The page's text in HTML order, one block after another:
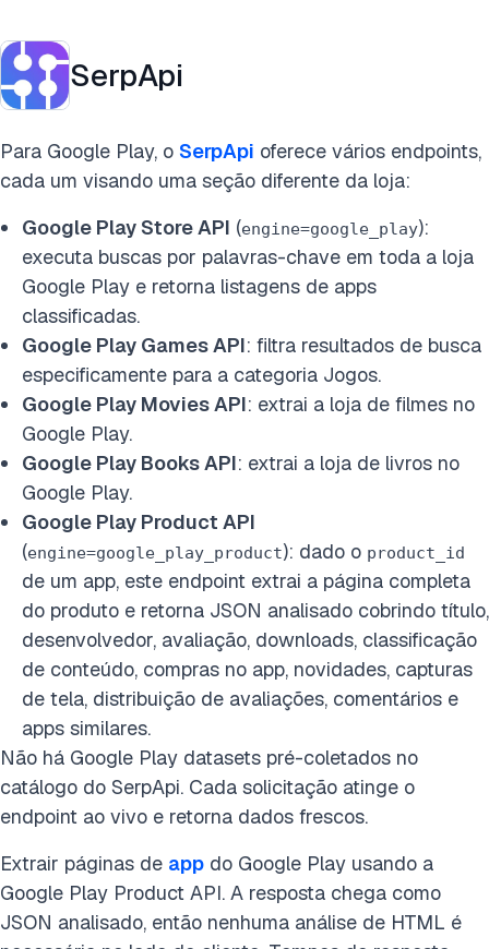
SerpApi
Para Google Play, o SerpApi oferece vários endpoints,
cada um visando uma seção diferente da loja:
Google Play Store API (engine=google_play):
executa buscas por palavras-chave em toda a loja
Google Play e retorna listagens de apps
classificadas.
Google Play Games API: filtra resultados de busca
especificamente para a categoria Jogos.
Google Play Movies API: extrai a loja de filmes no
Google Play.
Google Play Books API: extrai a loja de livros no
Google Play.
Google Play Product API
(engine=google_play_product): dado o product_id
de um app, este endpoint extrai a página completa
do produto e retorna JSON analisado cobrindo título,
desenvolvedor, avaliação, downloads, classificação
de conteúdo, compras no app, novidades, capturas
de tela, distribuição de avaliações, comentários e
apps similares.
Não há Google Play datasets pré-coletados no
catálogo do SerpApi. Cada solicitação atinge o
endpoint ao vivo e retorna dados frescos.
Extrair páginas de app do Google Play usando a
Google Play Product API. A resposta chega como
JSON analisado, então nenhuma análise de HTML é